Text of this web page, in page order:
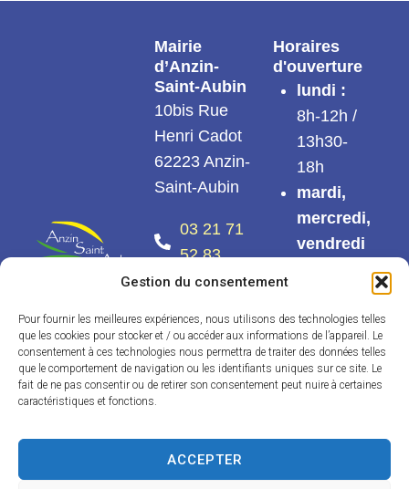
Gestion du consentement
Pour fournir les meilleures expériences, nous utilisons des technologies telles
que les cookies pour stocker et / ou accéder aux informations de l’appareil. Le
consentement à ces technologies nous permettra de traiter des données telles
que le comportement de navigation ou les identifiants uniques sur ce site. Le
fait de ne pas consentir ou de retirer son consentement peut nuire à certaines
caractéristiques et fonctions.
ACCEPTER
Mairie
d’Anzin-
Saint-Aubin
10bis Rue
Henri Cadot
62223 Anzin-
Saint-Aubin
03 21 71
52 83
Nous
contacter
Horaires
d'ouverture
lundi :
8h-12h /
13h30-
18h
mardi,
mercredi,
vendredi
17h30
jeudi :
8h-12h30